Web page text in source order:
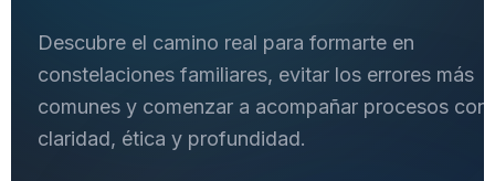
Descubre el camino real para formarte en
constelaciones familiares, evitar los errores más
comunes y comenzar a acompañar procesos con
claridad, ética y profundidad.